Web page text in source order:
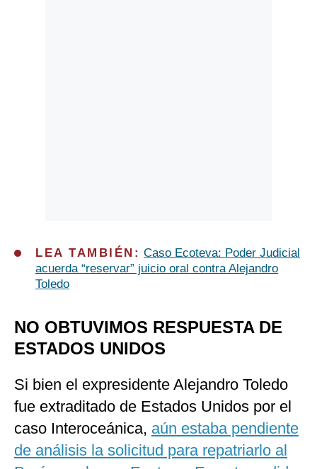
LEA TAMBIÉN: Caso Ecoteva: Poder Judicial
acuerda “reservar” juicio oral contra Alejandro
Toledo
NO OBTUVIMOS RESPUESTA DE
ESTADOS UNIDOS
Si bien el expresidente Alejandro Toledo
fue extraditado de Estados Unidos por el
caso Interoceánica, aún estaba pendiente
de análisis la solicitud para repatriarlo al